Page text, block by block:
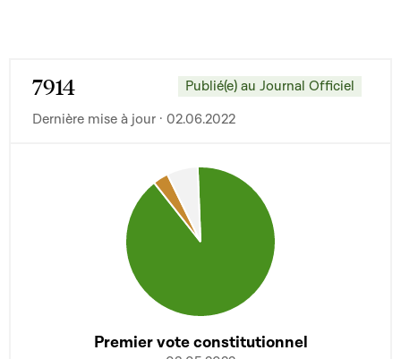
7914
Publié(e) au Journal Officiel
Dernière mise à jour · 02.06.2022
Premier vote constitutionnel